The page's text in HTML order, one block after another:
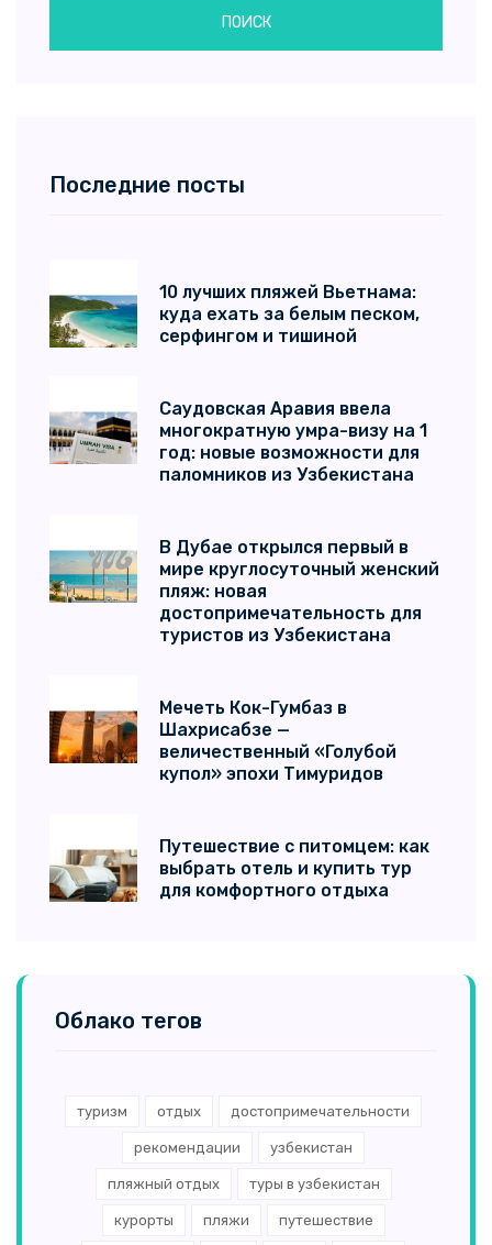
ПОИСК
Последние посты
10 лучших пляжей Вьетнама:
куда ехать за белым песком,
серфингом и тишиной
Саудовская Аравия ввела
многократную умра-визу на 1
год: новые возможности для
паломников из Узбекистана
В Дубае открылся первый в
мире круглосуточный женский
пляж: новая
достопримечательность для
туристов из Узбекистана
Мечеть Кок-Гумбаз в
Шахрисабзе —
величественный «Голубой
купол» эпохи Тимуридов
Путешествие с питомцем: как
выбрать отель и купить тур
для комфортного отдыха
Облако тегов
туризм отдых достопримечательности
рекомендации узбекистан
пляжный отдых туры в узбекистан
курорты пляжи путешествие